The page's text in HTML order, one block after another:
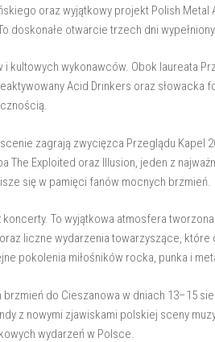
oraz wyjątkowy projekt Polish Metal
doskonałe otwarcie trzech dni
kultowych wykonawców. Obok laureata
Acid Drinkers oraz słowacka
zagrają zwycięzca Przeglądu Kapel
The Exploited oraz Illusion, jeden z
się w pamięci fanów mocnych brzmień.
To wyjątkowa atmosfera
liczne wydarzenia towarzyszące,
pokolenia miłośników rocka, punka i
do Cieszanowa w dniach 13–15
z nowymi zjawiskami polskiej sceny
wydarzeń w Polsce.